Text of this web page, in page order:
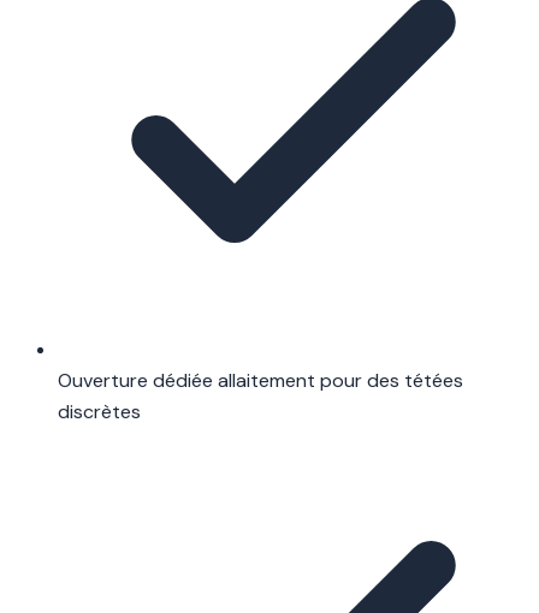
Ouverture dédiée allaitement pour des tétées
discrètes